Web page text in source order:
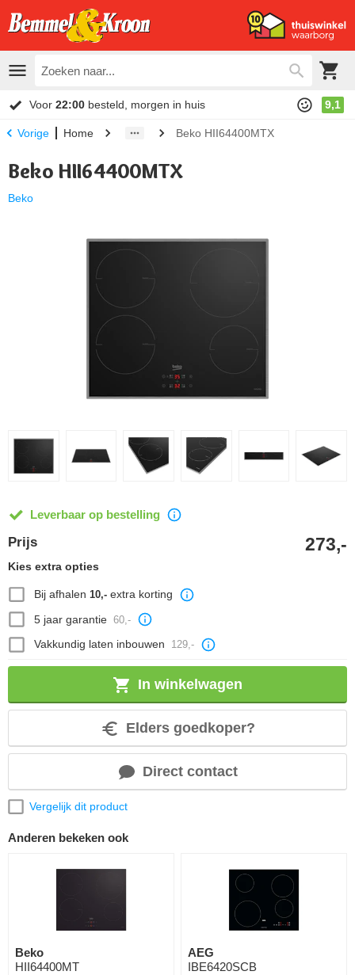
Voor 22:00 besteld, morgen in huis 9,1
Vorige Home Beko HII64400MTX
Beko HII64400MTX
Beko
Leverbaar op bestelling
Prijs 273,-
Kies extra opties
Bij afhalen 10,-extra korting
5 jaar garantie 60,-
Vakkundig laten inbouwen 129,-
In winkelwagen
Elders goedkoper?
Direct contact
Vergelijk dit product
Anderen bekeken ook
Beko
HII64400MT
AEG
IBE6420SCB